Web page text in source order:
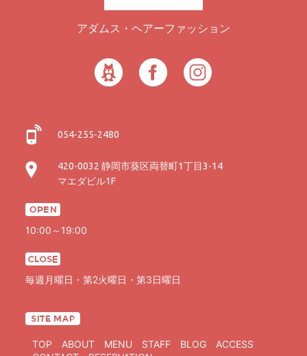
アダムス・ヘアーファッション
054-255-2480
420-0032 静岡市葵区両替町1丁目3-14
マエダビル1F
10:00～19:00
毎週月曜日・第2火曜日・第3日曜日
TOP ABOUT MENU STAFF BLOG
ACCESS